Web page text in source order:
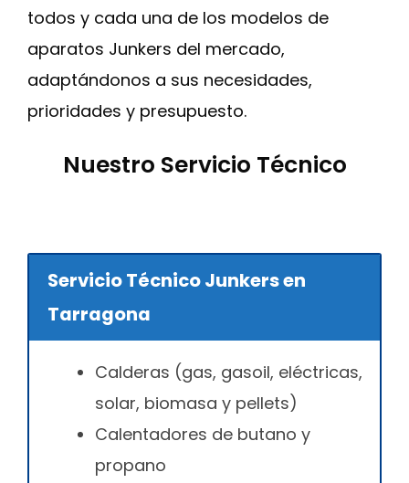
todos y cada una de los modelos de
aparatos Junkers del mercado,
adaptándonos a sus necesidades,
prioridades y presupuesto.
Nuestro Servicio Técnico
Servicio Técnico Junkers en
Tarragona
Calderas (gas, gasoil, eléctricas,
solar, biomasa y pellets)
Calentadores de butano y
propano